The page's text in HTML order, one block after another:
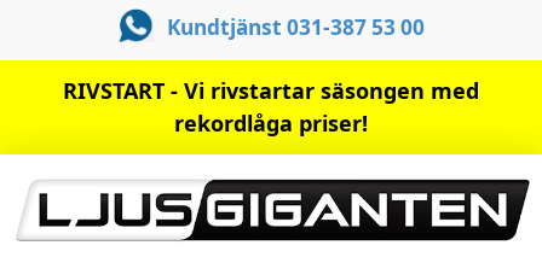
Kundtjänst 031-387 53 00
RIVSTART - Vi rivstartar säsongen med
rekordlåga priser!